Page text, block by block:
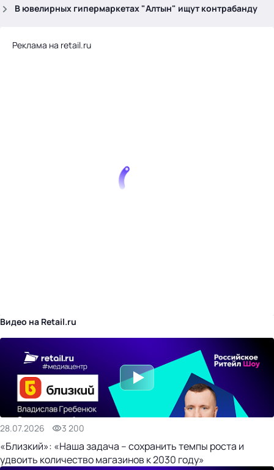
В ювелирных гипермаркетах "Алтын" ищут контрабанду
Реклама на retail.ru
Видео на Retail.ru
28.07.2026 3 200
«Близкий»: «Наша задача – сохранить темпы роста и
удвоить количество магазинов к 2030 году»